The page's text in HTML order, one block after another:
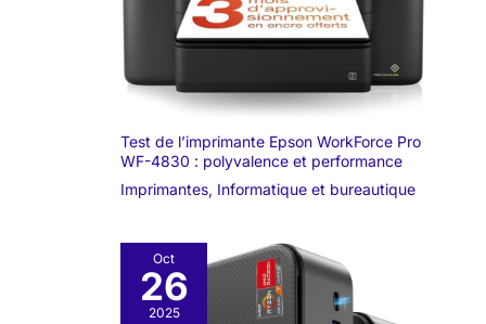
Test de l’imprimante Epson WorkForce Pro
WF-4830 : polyvalence et performance
Imprimantes, Informatique et bureautique
Oct
26
2025